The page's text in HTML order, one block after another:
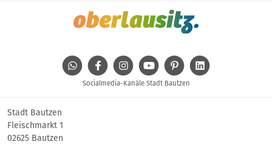
WhatsAppFacebookInstagramYoutube Pinterest
Socialmedia-Kanäle Stadt Bautzen
Stadt Bautzen
Fleischmarkt 1
02625 Bautzen